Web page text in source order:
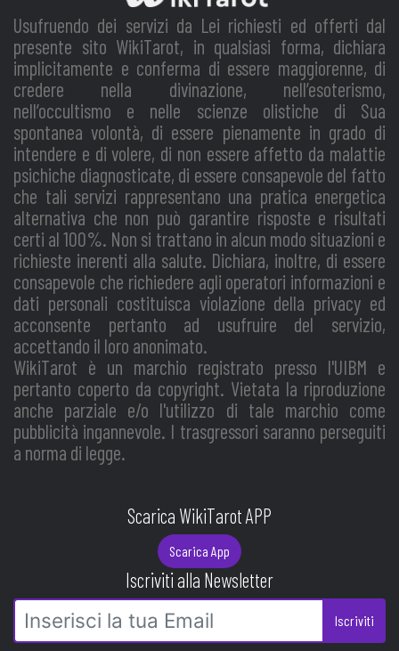
Usufruendo dei servizi da Lei richiesti ed offerti dal
presente sito WikiTarot, in qualsiasi forma, dichiara
implicitamente e conferma di essere maggiorenne, di
credere nella divinazione, nell’esoterismo,
nell’occultismo e nelle scienze olistiche di Sua
spontanea volontà, di essere pienamente in grado di
intendere e di volere, di non essere affetto da malattie
psichiche diagnosticate, di essere consapevole del fatto
che tali servizi rappresentano una pratica energetica
alternativa che non può garantire risposte e risultati
certi al 100%. Non si trattano in alcun modo situazioni e
richieste inerenti alla salute. Dichiara, inoltre, di essere
consapevole che richiedere agli operatori informazioni e
dati personali costituisca violazione della privacy ed
acconsente pertanto ad usufruire del servizio,
accettando il loro anonimato.
WikiTarot è un marchio registrato presso l'UIBM e
pertanto coperto da copyright. Vietata la riproduzione
anche parziale e/o l'utilizzo di tale marchio come
pubblicità ingannevole. I trasgressori saranno perseguiti
a norma di legge.
Scarica WikiTarot APP
Scarica App
Iscriviti alla Newsletter
Iscriviti